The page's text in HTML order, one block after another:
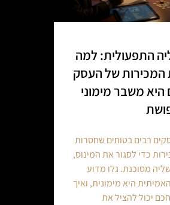
התפעולית: למה
המכירות של העסק
משבר מימוני
רבים בטוחים שחסרות
כדי לסגור את המינוס,
מסוכנת. גלו מדוע
היא מימונית, ואיך
יכול להציל את